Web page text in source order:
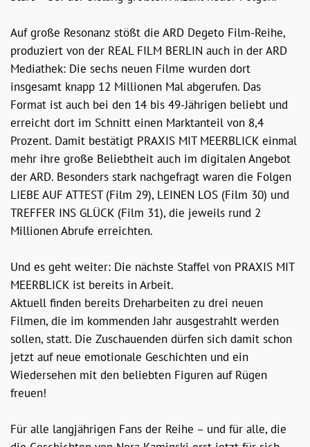
Auf große Resonanz stößt die ARD Degeto Film-Reihe,
produziert von der REAL FILM BERLIN auch in der ARD
Mediathek: Die sechs neuen Filme wurden dort
insgesamt knapp 12 Millionen Mal abgerufen. Das
Format ist auch bei den 14 bis 49-Jährigen beliebt und
erreicht dort im Schnitt einen Marktanteil von 8,4
Prozent. Damit bestätigt PRAXIS MIT MEERBLICK einmal
mehr ihre große Beliebtheit auch im digitalen Angebot
der ARD. Besonders stark nachgefragt waren die Folgen
LIEBE AUF ATTEST (Film 29), LEINEN LOS (Film 30) und
TREFFER INS GLÜCK (Film 31), die jeweils rund 2
Millionen Abrufe erreichten.
Und es geht weiter: Die nächste Staffel von PRAXIS MIT
MEERBLICK ist bereits in Arbeit.
Aktuell finden bereits Dreharbeiten zu drei neuen
Filmen, die im kommenden Jahr ausgestrahlt werden
sollen, statt. Die Zuschauenden dürfen sich damit schon
jetzt auf neue emotionale Geschichten und ein
Wiedersehen mit den beliebten Figuren auf Rügen
freuen!
Für alle langjährigen Fans der Reihe – und für alle, die